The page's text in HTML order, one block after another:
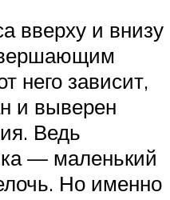
вверху и внизу
него зависит,
и выверен
Ведь
— маленький
Но именно